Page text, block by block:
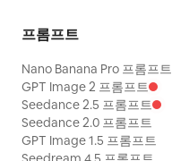
프롬프트
Nano Banana Pro 프롬프트
GPT Image 2 프롬프트
Seedance 2.5 프롬프트
Seedance 2.0 프롬프트
GPT Image 1.5 프롬프트